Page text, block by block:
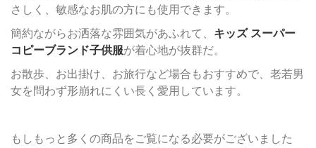
さしく、敏感なお肌の方にも使用できます。
簡約ながらお洒落な雰囲気があふれて、 キッズ スーパー
コピーブランド子供服が着心地が抜群だ。
お散歩、お出掛け、お旅行など場合もおすすめで、老若男
女を問わず形崩れにくい長く愛用しています。
もしもっと多くの商品をご覧になる必要がございました